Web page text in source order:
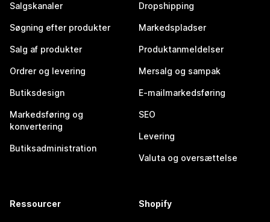
Salgskanaler
Søgning efter produkter
Salg af produkter
Ordrer og levering
Butiksdesign
Markedsføring og
konvertering
Butiksadministration
Dropshipping
Markedspladser
Produktanmeldelser
Mersalg og sampak
E-mailmarkedsføring
SEO
Levering
Valuta og oversættelse
Ressourcer Shopify